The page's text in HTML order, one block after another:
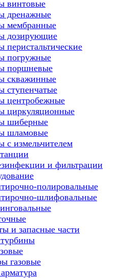
винтовые
дренажные
мембранные
дозирующие
перистальтические
погружные
поршневые
скважинные
ступенчатые
центробежные
циркуляционные
шиберные
шламовые
с измельчителем
и фильтрации
полировальные
шлифовальные
и запасные части
газовые